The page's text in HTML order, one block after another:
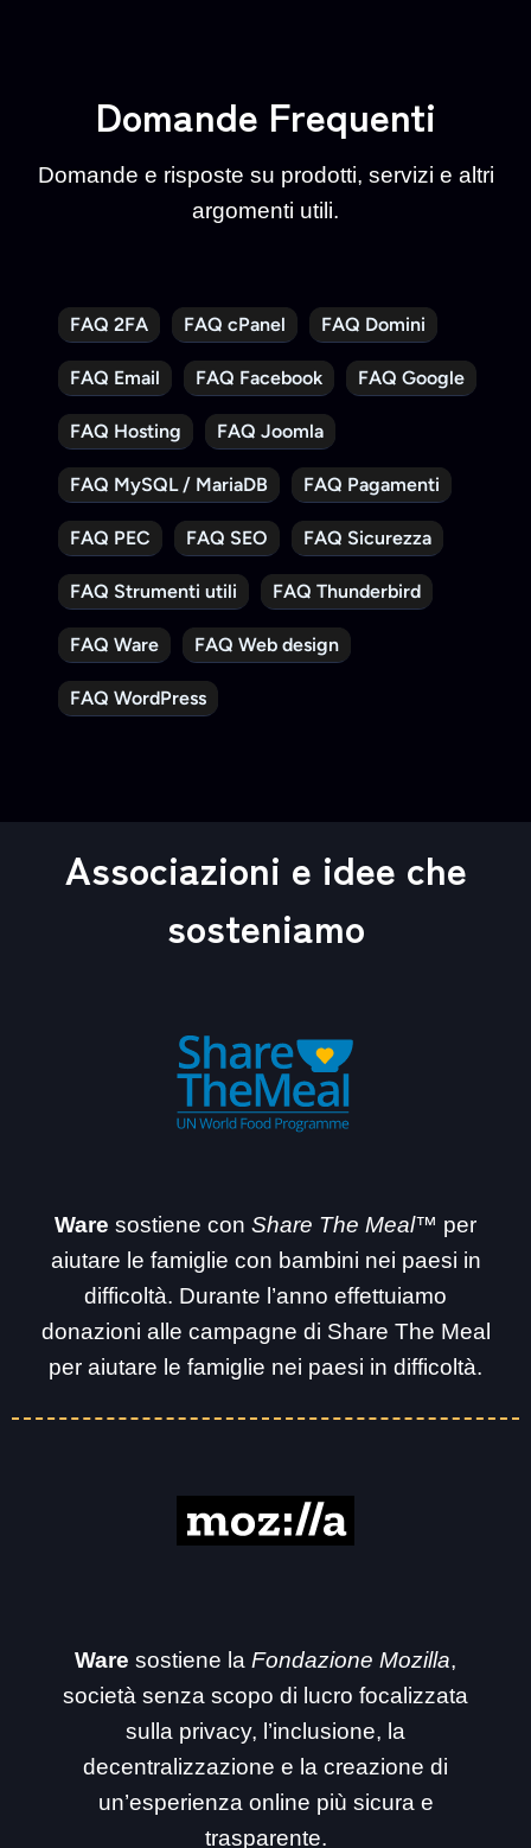
Domande Frequenti
Domande e risposte su prodotti, servizi e altri
argomenti utili.
FAQ 2FA FAQ cPanel FAQ Domini
FAQ Email FAQ Facebook FAQ Google
FAQ Hosting FAQ Joomla
FAQ MySQL / MariaDB FAQ Pagamenti
FAQ PEC FAQ SEO FAQ Sicurezza
FAQ Strumenti utili FAQ Thunderbird
FAQ Ware FAQ Web design
FAQ WordPress
Associazioni e idee che
sosteniamo
Ware sostiene con Share The Meal™ per
aiutare le famiglie con bambini nei paesi in
difficoltà. Durante l’anno effettuiamo
donazioni alle campagne di Share The Meal
per aiutare le famiglie nei paesi in difficoltà.
Ware sostiene la Fondazione Mozilla,
società senza scopo di lucro focalizzata
sulla privacy, l’inclusione, la
decentralizzazione e la creazione di
un’esperienza online più sicura e
trasparente.